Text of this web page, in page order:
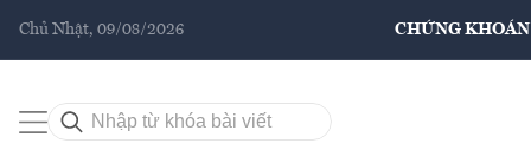
Chủ Nhật, 09/08/2026 CHỨNG KHOÁN